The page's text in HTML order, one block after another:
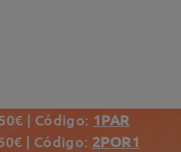
| Código: 1PAR
| Código: 2POR1